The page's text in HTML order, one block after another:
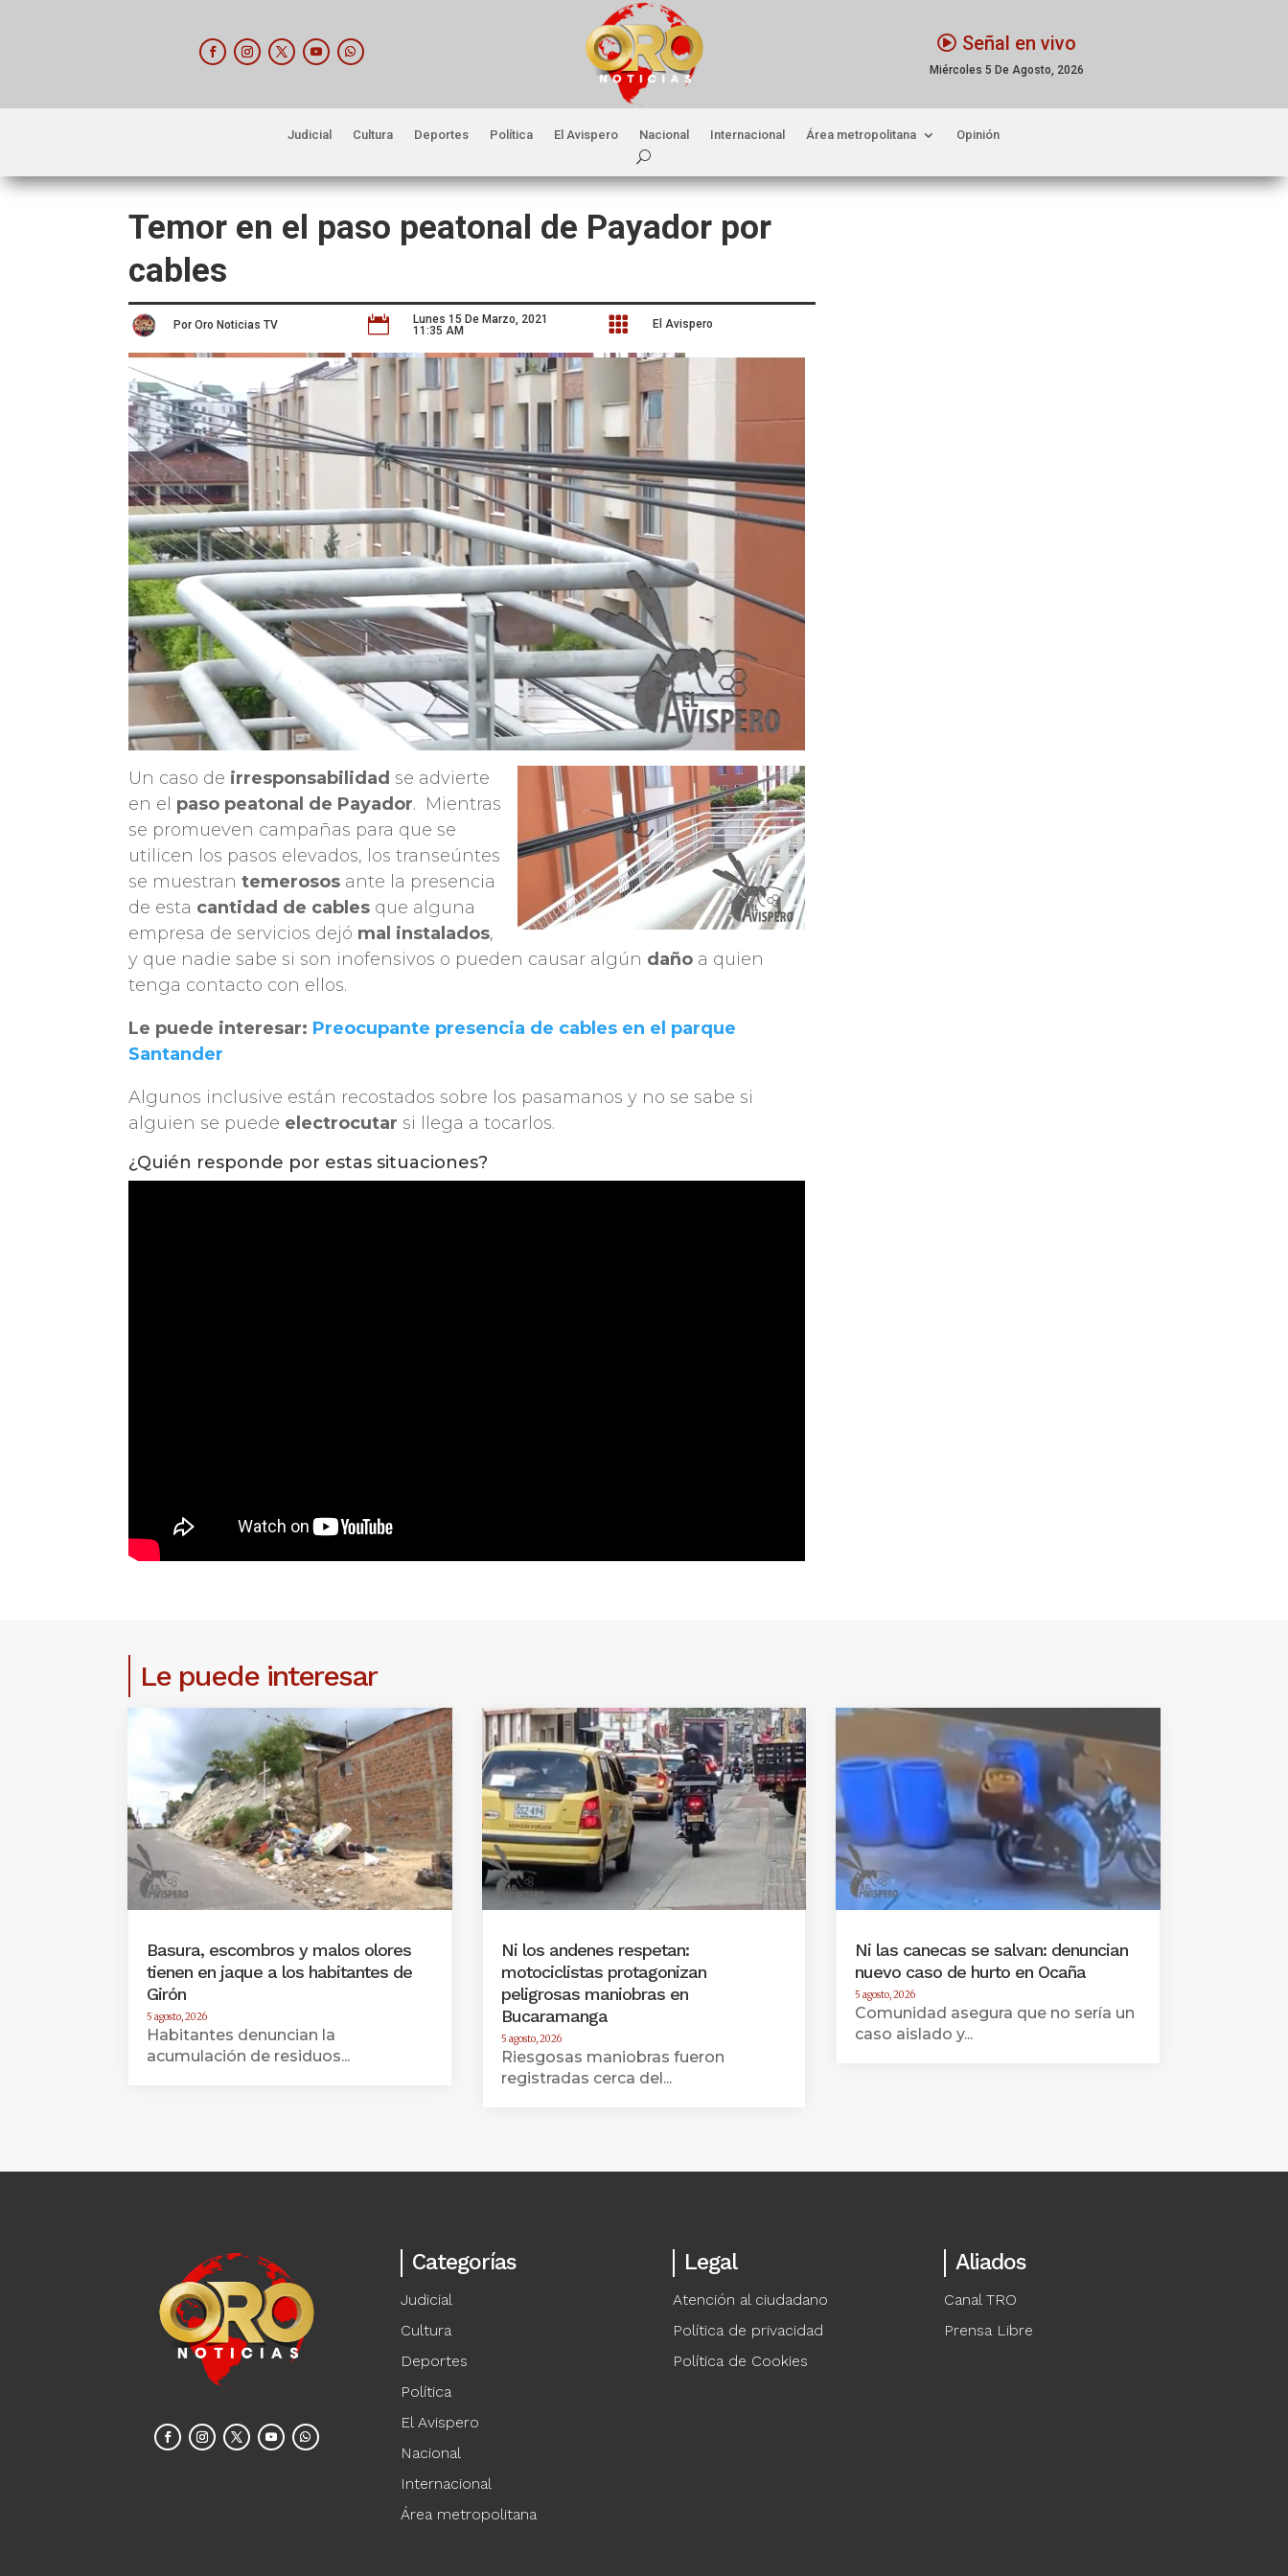
Señal en vivo
Miércoles 5 De Agosto, 2026
Judicial Cultura Deportes Política El Avispero Nacional Internacional Área metropolitana Opinión
Temor en el paso peatonal de Payador por
cables
Por Oro Noticias TV 
Lunes 15 De Marzo, 2021
11:35 AM
 El Avispero
Un caso de irresponsabilidad se advierte
en el paso peatonal de Payador. Mientras
se promueven campañas para que se
utilicen los pasos elevados, los transeúntes
se muestrantemerosos ante la presencia
de esta cantidad de cables que alguna
empresa de servicios dejó mal instalados,
y que nadie sabe si son inofensivos o pueden causar algún daño a quien
tenga contacto con ellos.
Le puede interesar: Preocupante presencia de cables en el parque
Santander
Algunos inclusive están recostados sobre los pasamanos y no se sabe si
alguien se puede electrocutar si llega a tocarlos.
¿Quién responde por estas situaciones?
Le puede interesar
Basura, escombros y malos olores
tienen en jaque a los habitantes de
Girón
5 agosto, 2026
Habitantes denuncian la
acumulación de residuos...
Ni los andenes respetan:
motociclistas protagonizan
peligrosas maniobras en
Bucaramanga
5 agosto, 2026
Riesgosas maniobras fueron
registradas cerca del...
Ni las canecas se salvan: denuncian
nuevo caso de hurto en Ocaña
5 agosto, 2026
Comunidad asegura que no sería un
caso aislado y...
Categorías
Judicial
Cultura
Deportes
Política
El Avispero
Nacional
Internacional
Área metropolitana
Legal
Atención al ciudadano
Política de privacidad
Política de Cookies
Aliados
Canal TRO
Prensa Libre